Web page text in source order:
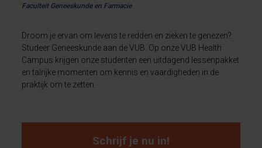
Faculteit Geneeskunde en Farmacie
Droom je ervan om levens te redden en zieken te genezen?
Studeer Geneeskunde aan de VUB. Op onze VUB Health
Campus krijgen onze studenten een uitdagend lessenpakket
en talrijke momenten om kennis en vaardigheden in de
praktijk om te zetten.
Schrijf je nu in!